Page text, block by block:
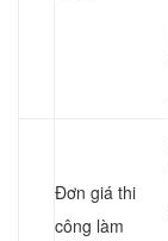
Đơn giá thi
công làm